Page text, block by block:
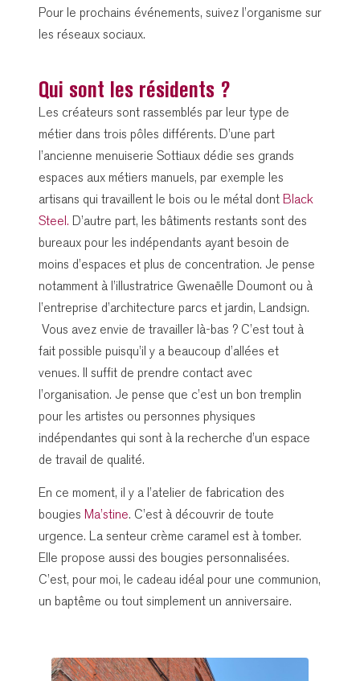
Pour le prochains événements, suivez l’organisme sur
les réseaux sociaux.
Qui sont les résidents ?
Les créateurs sont rassemblés par leur type de
métier dans trois pôles différents. D’une part
l’ancienne menuiserie Sottiaux dédie ses grands
espaces aux métiers manuels, par exemple les
artisans qui travaillent le bois ou le métal dont Black
Steel. D’autre part, les bâtiments restants sont des
bureaux pour les indépendants ayant besoin de
moins d’espaces et plus de concentration. Je pense
notamment à l’illustratrice Gwenaëlle Doumont ou à
l’entreprise d’architecture parcs et jardin, Landsign.
Vous avez envie de travailler là-bas ? C’est tout à
fait possible puisqu’il y a beaucoup d’allées et
venues. Il suffit de prendre contact avec
l’organisation. Je pense que c’est un bon tremplin
pour les artistes ou personnes physiques
indépendantes qui sont à la recherche d’un espace
de travail de qualité.
En ce moment, il y a l’atelier de fabrication des
bougies Ma’stine. C’est à découvrir de toute
urgence. La senteur crème caramel est à tomber.
Elle propose aussi des bougies personnalisées.
C’est, pour moi, le cadeau idéal pour une communion,
un baptême ou tout simplement un anniversaire.